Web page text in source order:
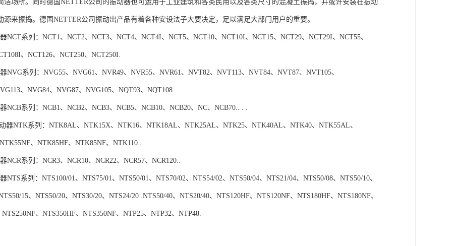
洁场所。同时德国NETTER公司的振动器也可运用于工业建筑和各类民用以及各类尺寸的混凝土振捣，并或许安装在振动
源来振捣。德国NETTER公司振动出产品有着各种安设法子大要决定，足以满足大部门用户的重要。
NCT系列：NCT1、NCT2、NCT3、NCT4、NCT4I、NCT5、NCT10、NCT10I、NCT15、NCT29、NCT29I、NCT55、
、NCT126、NCT250、NCT250I.
NVG系列：NVG55、NVG61、NVR49、NVR55、NVR61、NVT82、NVT113、NVT84、NVT87、NVT105、
、NVG84、NVG87、NVG105、NQT93、NQT108. ..
NCB系列：NCB1、NCB2、NCB3、NCB5、NCB10、NCB20、NC、NCB70.. . .
器NTK系列：NTK8AL、NTK15X、NTK16、NTK18AL、NTK25AL、NTK25、NTK40AL、NTK40、NTK55AL、
、NTK85HF、NTK85NF、NTK110..
NCR系列：NCR3、NCR10、NCR22、NCR57、NCR120..
NTS系列：NTS100/01、NTS75/01、NTS50/01、NTS70/02、NTS54/02、NTS50/04、NTS21/04、NTS50/08、NTS50/10、
15、NTS50/20、NTS30/20、NTS24/20 .NTS50/40、NTS20/40、NTS120HF、NTS120NF、NTS180HF、NTS180NF、
、NTS350HF、NTS350NF、NTP25、NTP32、NTP48.